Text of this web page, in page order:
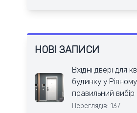
НОВІ ЗАПИСИ
Вхідні двері для
будинку у
правильний вибір
Переглядів: 137